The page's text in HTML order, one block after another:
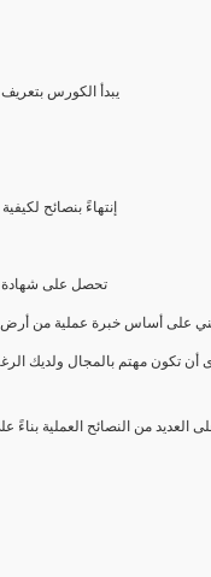
يبدأ الكورس
إنتهاءً بنصائح
تحصل على شهادة
أساس خبرة عملية من أرض
تكون مهتم بالمجال ولديك
العديد من النصائح العملية